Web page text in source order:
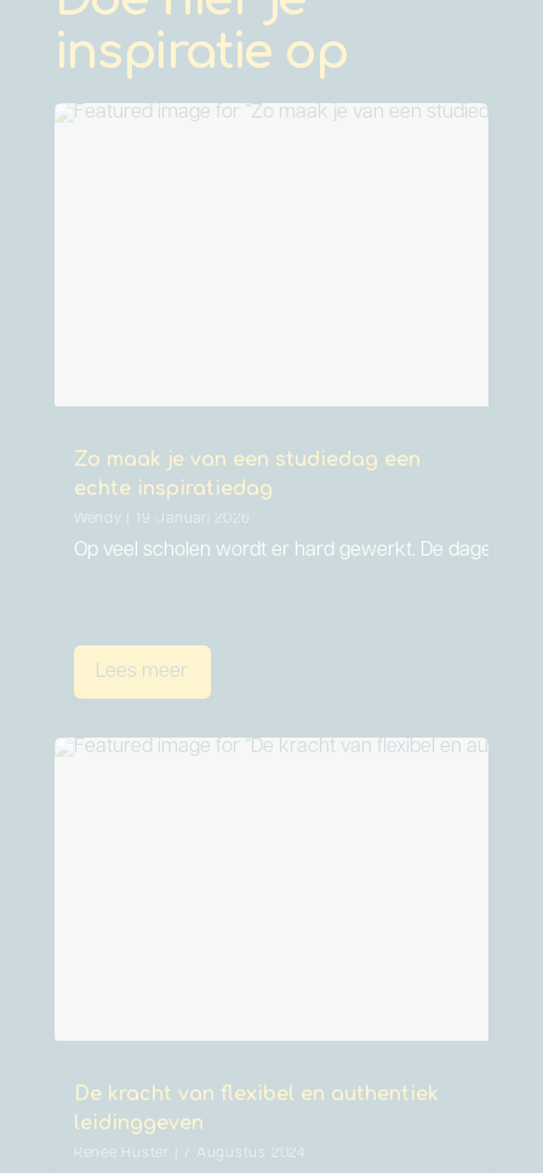
inspiratie op
Zo maak je van een studiedag een
echte inspiratiedag
Wendy | 19 Januari 2026
Op veel scholen wordt er hard gewerkt. De dagen
Lees meer
De kracht van flexibel en authentiek
leidinggeven
Renée Huster | 7 Augustus 2024